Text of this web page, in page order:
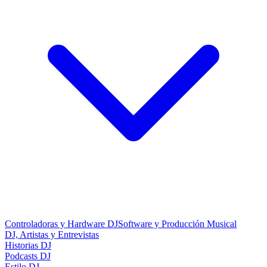
Controladoras y Hardware DJSoftware y Producción Musical
DJ, Artistas y Entrevistas
Historias DJ
Podcasts DJ